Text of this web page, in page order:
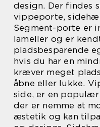
design. Der findes
vippeporte,
Segment-porte er
lameller og er
pladsbesparende
hvis du har en
kræver meget
åbne eller lukke.
side, er en
der er nemme at
æstetik og kan